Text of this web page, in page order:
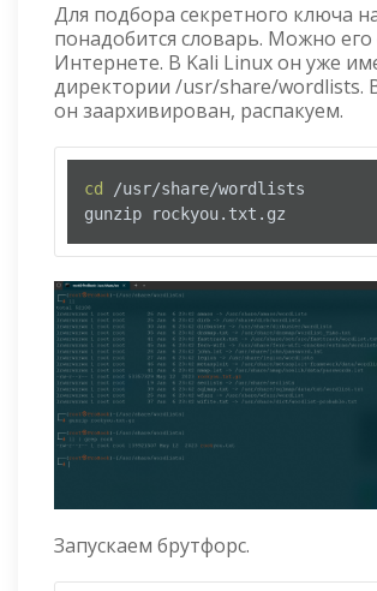
Для подбора секретного ключа
понадобится словарь. Можно его
Интернете. В Kali Linux он уже
директории /usr/share/wordlists.
он заархивирован, распакуем.
cd
/usr/share/wordlists
gunzip rockyou.txt.gz
Запускаем брутфорс.